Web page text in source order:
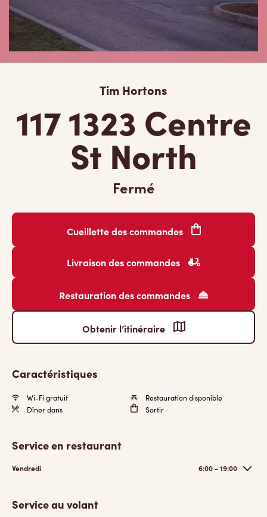
Tim Hortons
117 1323 Centre
St North
Fermé
Cueillette des commandes
Livraison des commandes
Restauration des commandes
Obtenir l’itinéraire
Caractéristiques
Wi-Fi gratuit
Restauration disponible
Dîner dans
Sortir
Service en restaurant
Vendredi 6:00 - 19:00
Service au volant